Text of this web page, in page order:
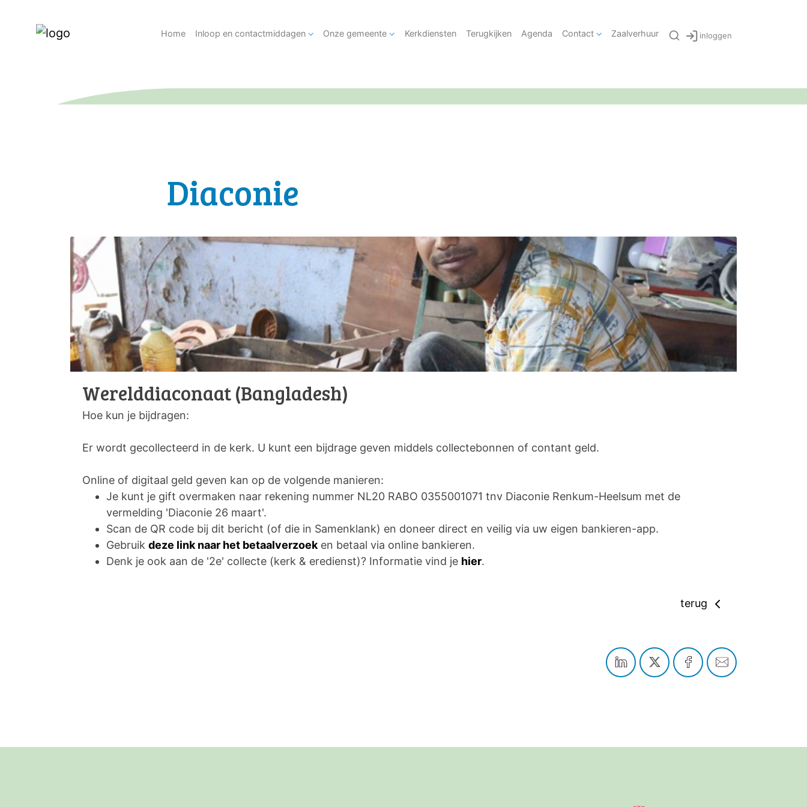
Home Inloop en contactmiddagen Onze gemeente Kerkdiensten Terugkijken Agenda Contact Zaalverhuur inloggen
Diaconie
Werelddiaconaat (Bangladesh)
Hoe kun je bijdragen:
Er wordt gecollecteerd in de kerk. U kunt een bijdrage geven middels collectebonnen of contant geld.
Online of digitaal geld geven kan op de volgende manieren:
Je kunt je gift overmaken naar rekening nummer NL20 RABO 0355001071 tnv Diaconie Renkum-Heelsum met de
vermelding 'Diaconie 26 maart'.
Scan de QR code bij dit bericht (of die in Samenklank) en doneer direct en veilig via uw eigen bankieren-app.
Gebruik deze link naar het betaalverzoek en betaal via online bankieren.
Denk je ook aan de '2e' collecte (kerk & eredienst)? Informatie vind je hier.
terug